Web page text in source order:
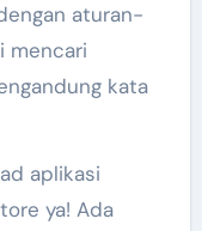
aturan-
mencari
kata
aplikasi
ya! Ada